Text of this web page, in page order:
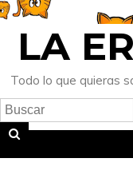
LA
Todo lo que quieras